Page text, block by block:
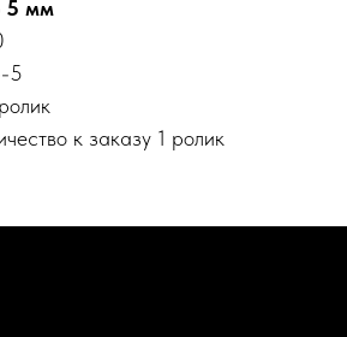
5 мм
5
к заказу 1 ролик